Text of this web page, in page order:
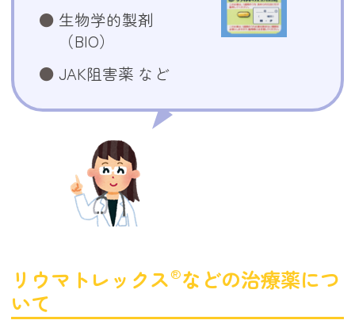
生物学的製剤
（BIO）
JAK阻害薬 など
リウマトレックス®などの治療薬につ
いて